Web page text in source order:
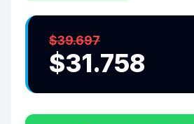
$39.697
$31.758